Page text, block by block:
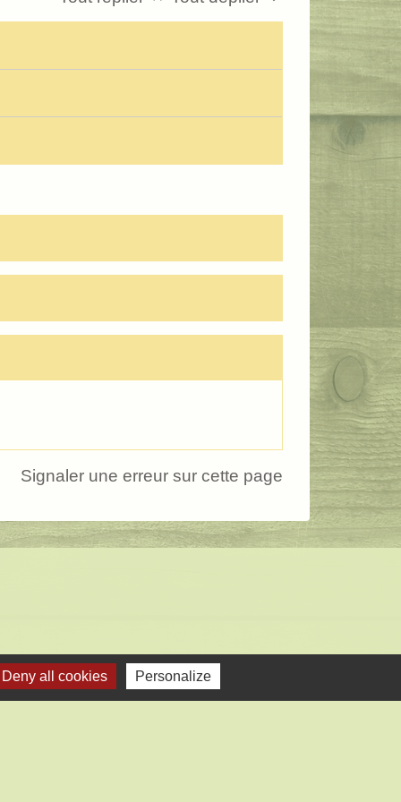
Signaler une erreur sur cette page
Deny all cookies Personalize